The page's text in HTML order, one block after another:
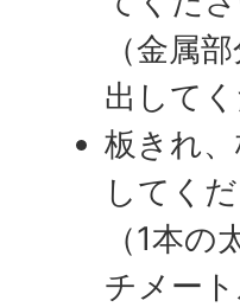
（金属
出してく
板きれ
してくだ
（1本
チメート